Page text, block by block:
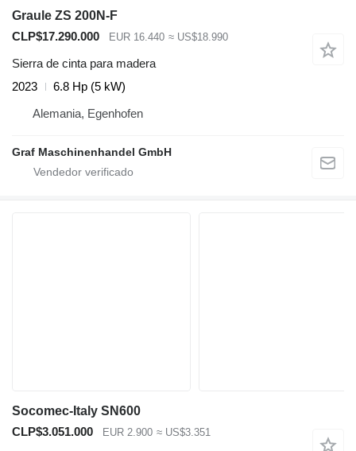
Graule ZS 200N-F
CLP$17.290.000
EUR 16.440 ≈ US$18.990
Sierra de cinta para madera
2023
6.8 Hp (5 kW)
Alemania, Egenhofen
Graf Maschinenhandel GmbH
Socomec-Italy SN600
CLP$3.051.000
EUR 2.900 ≈ US$3.351